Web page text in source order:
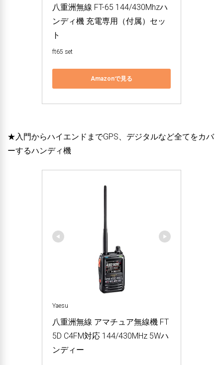
八重洲無線 FT-65 144/430Mhzハ
ンディ機 充電専用（付属）セッ
ト
ft65 set
Amazonで見る
★入門からハイエンドまでGPS、デジタルなど全てをカバ
ーするハンディ機
Yaesu
八重洲無線 アマチュア無線機 FT
5D C4FM対応 144/430MHz 5Wハ
ンディー